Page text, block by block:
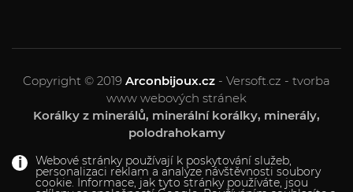
Webové stránky používají k poskytování služeb,
personalizaci reklam a analýze návštěvnosti soubory
cookie. Informace, jak tyto stránky používáte, jsou
Copyright © 2019 Arconbijoux.cz - Versoft.cz - tvorba
www webových stránek
Korálky z minerálů, minerální korálky, minerály,
polodrahokamy